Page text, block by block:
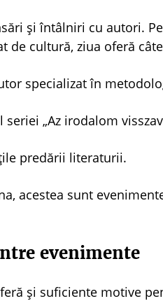
și întâlniri cu autori.
cultură, ziua oferă
specializat în
seriei „Az irodalom
predării literaturii.
acestea sunt
evenimente
și suficiente motive